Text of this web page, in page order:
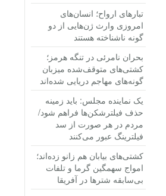
تبارهای ارواح؛ انسان‌های
امروزی وارث ژن‌هایی از دو
گونه ناشناخته هستند
بحران نامرئی در تنگه هرمز؛
کشتی‌های متوقف‌شده میزبان
گونه‌های مهاجم دریایی شده‌اند
یک نماینده مجلس: باید زمینه
حذف فیلترشکن‌ها فراهم شود/
مردم در هر صورت از سد
فیلترینگ عبور می‌کنند
کشتی‌های بیابان هم زانو زده‌اند؛
امواج سهمگین گرما و تلفات
بی‌سابقه شترها در آفریقا